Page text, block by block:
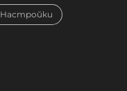
Настройки